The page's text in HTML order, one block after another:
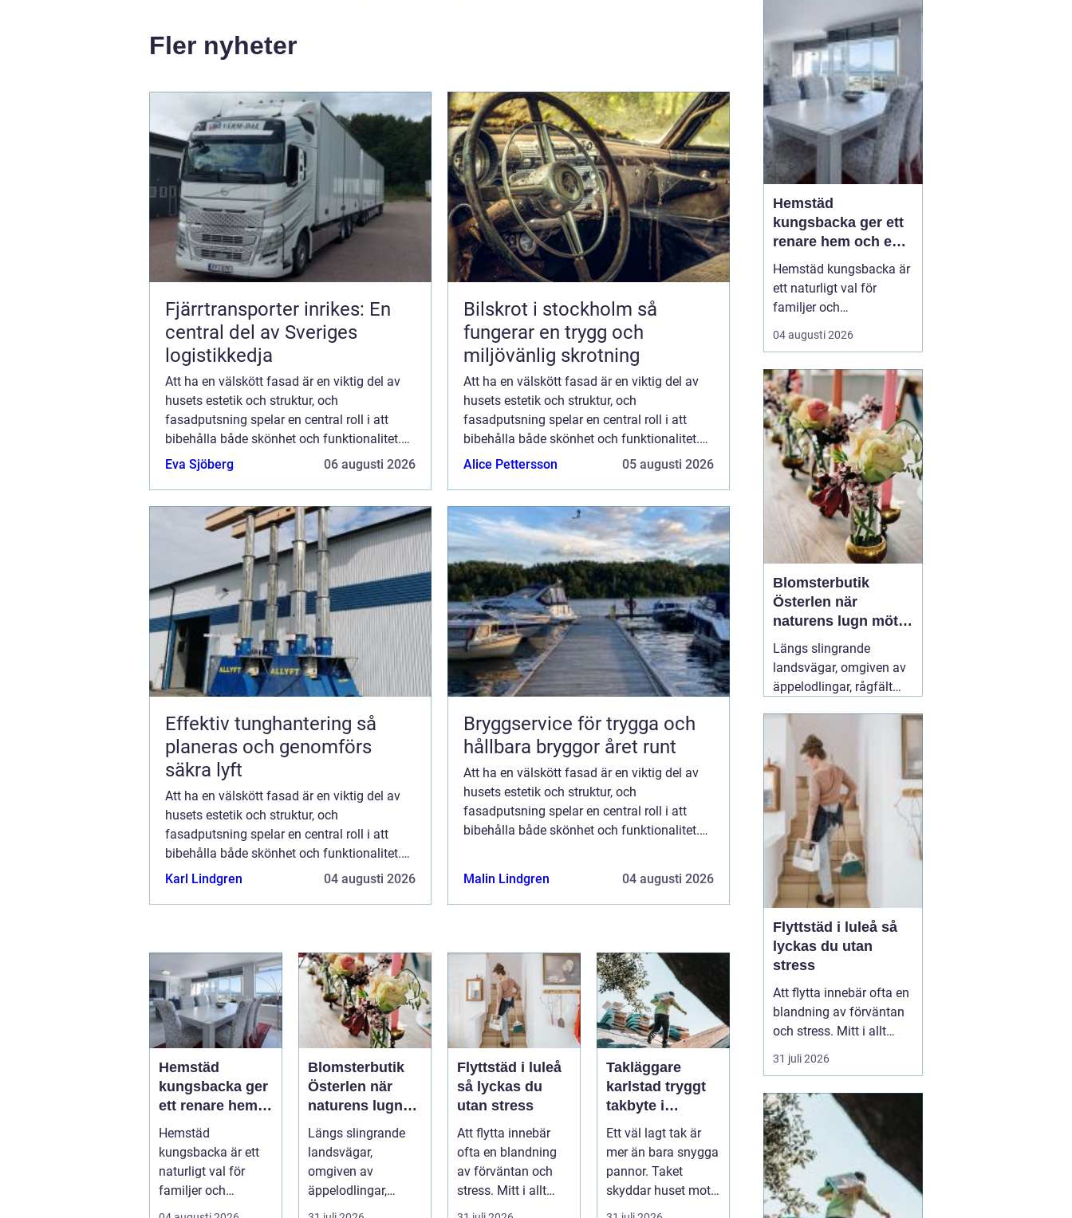
Fler nyheter
Fjärrtransporter inrikes: En
central del av Sveriges
logistikkedja
Att ha en välskött fasad är en viktig del av
husets estetik och struktur, och
fasadputsning spelar en central roll i att
bibehålla både skönhet och funktionalitet.
Denna artikel utforskar vad fasadputsning
Eva Sjöberg 06 augusti 2026
Bilskrot i stockholm så
fungerar en trygg och
miljövänlig skrotning
Att ha en välskött fasad är en viktig del av
husets estetik och struktur, och
fasadputsning spelar en central roll i att
bibehålla både skönhet och funktionalitet.
Denna artikel utforskar vad fasadputsning
Alice Pettersson 05 augusti 2026
Effektiv tunghantering så
planeras och genomförs
säkra lyft
Att ha en välskött fasad är en viktig del av
husets estetik och struktur, och
fasadputsning spelar en central roll i att
bibehålla både skönhet och funktionalitet.
Denna artikel utforskar vad fasadputsning
Karl Lindgren 04 augusti 2026
Bryggservice för trygga och
hållbara bryggor året runt
Att ha en välskött fasad är en viktig del av
husets estetik och struktur, och
fasadputsning spelar en central roll i att
bibehålla både skönhet och funktionalitet.
Malin Lindgren 04 augusti 2026
Hemstäd
kungsbacka ger
ett renare hem
och en lugnare
vardag
Hemstäd
kungsbacka är ett
naturligt val för
familjer och
yrkesverksamma
Blomsterbutik
Österlen när
naturens lugn
möter kreativt
hantverk
Längs slingrande
landsvägar,
omgiven av
äppelodlingar,
rågfält och
Flyttstäd i luleå
så lyckas du
utan stress
Att flytta innebär
ofta en blandning
av förväntan och
stress. Mitt i allt
packande och
Takläggare
karlstad tryggt
takbyte i
värmländskt
klimat
Ett väl lagt tak är
mer än bara snygga
pannor. Taket
skyddar huset mot
regn, snö, blåst och
lösning för både båtliv
och bad. Bryggserv...
Hemstäd
kungsbacka ger ett
renare hem och en
lugnare vardag
Hemstäd kungsbacka är
ett naturligt val för
familjer och
yrkesverksamma som
vill ha ett rent hem utan
Många upptäcker hur
mycket energi som
frigörs när de låter en
professionell städpartner
ta hand om
dammsugning,
moppning och d...
04 augusti 2026
Blomsterbutik
Österlen när
naturens lugn möter
kreativt hantverk
Längs slingrande
landsvägar, omgiven av
äppelodlingar, rågfält
blomsterhantverket på
Österlen fått en alldeles
egen karaktär. Här går
säsong, hållbarhet och
personligt uttryck före
snabba lösningar.
31 juli
2026
Flyttstäd i luleå så
lyckas du utan
stress
Att flytta innebär ofta en
blandning av förväntan
och stress. Mitt i allt
packande och
planerande dyker en av
upp: flyttstädningen. För
många i Luleå är
flyttstäd Luleå något
som avgör om
besiktningen går
igenom, om
31 juli 2026